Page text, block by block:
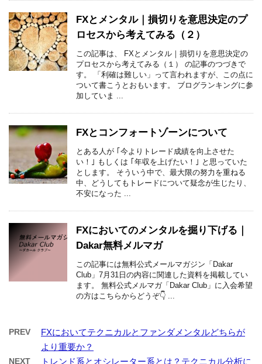
FXとメンタル｜損切りを意思決定のプ
ロセスから考えてみる（２）
この記事は、 FXとメンタル｜損切りを意思決定の
プロセスから考えてみる（１） の記事のつづきで
す。 「利確は難しい」って言われますが、この点に
ついて書こうとおもいます。 ブログランキングに参
加していま ...
FXとコンフォートゾーンについて
とある人が ｢今よりトレード成績を向上させた
い！｣ もしくは ｢年収を上げたい！｣ と思っていた
とします。 そういう中で、最大限の努力を重ねる
中、どうしてもトレードについて疑念が生じたり、
不安になった ...
FXにおいてのメンタルを掘り下げる｜
Dakar無料メルマガ
この記事には無料公式メールマガジン「Dakar
Club」7月31日の内容に関連した資料を掲載してい
ます。 無料公式メルマガ「Dakar Club」に入会希望
の方はこちらからどうぞ👇 ...
PREV
FXにおいてテクニカルとファンダメンタルどちらが
より重要か？
NEXT トレンド系とオシレーター系とは？テクニカル分析に